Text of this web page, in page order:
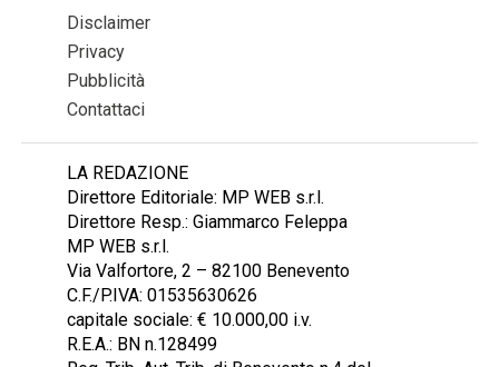
Disclaimer
Privacy
Pubblicità
Contattaci
LA REDAZIONE
Direttore Editoriale: MP WEB s.r.l.
Direttore Resp.: Giammarco Feleppa
MP WEB s.r.l.
Via Valfortore, 2 – 82100 Benevento
C.F./P.IVA: 01535630626
capitale sociale: € 10.000,00 i.v.
R.E.A.: BN n.128499